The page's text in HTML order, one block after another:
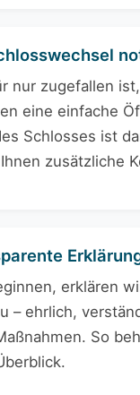
nur zugefallen
eine einfache
Schlosses ist
zusätzliche
erklären
– ehrlich,
So